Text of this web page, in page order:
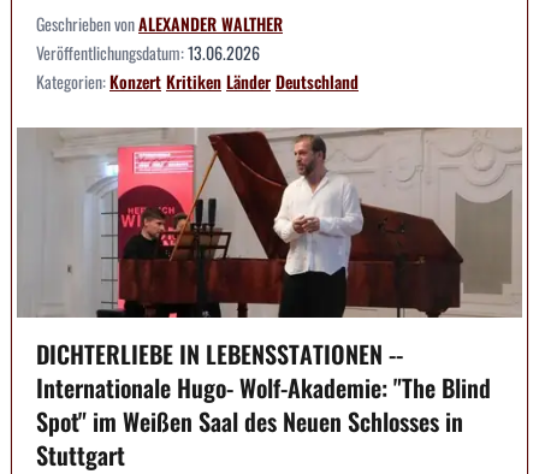
Geschrieben vonALEXANDER WALTHER
Veröffentlichungsdatum:13.06.2026
Kategorien:KonzertKritikenLänderDeutschland
DICHTERLIEBE IN LEBENSSTATIONEN --
Internationale Hugo- Wolf-Akademie: "The Blind
Spot" im Weißen Saal des Neuen Schlosses in
Stuttgart